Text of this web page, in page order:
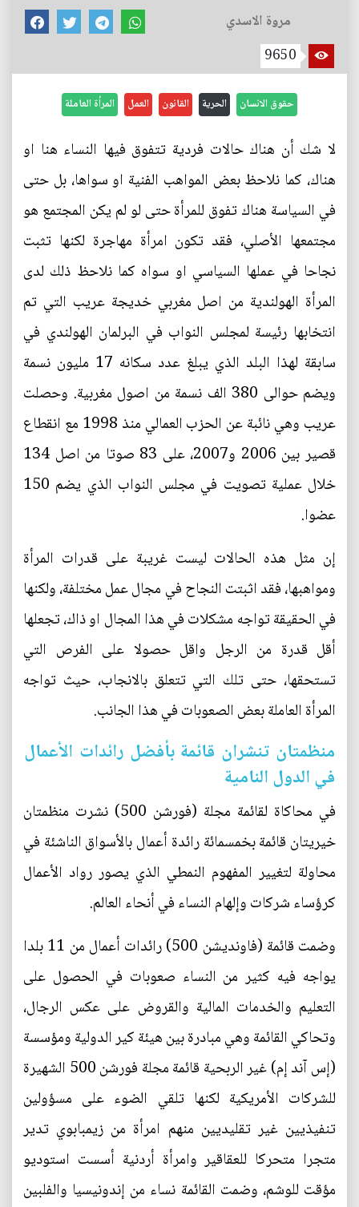
مروة الاسدي
9650
حقوق الانسان الحرية القانون العمل المرأة العاملة
لا شك أن هناك حالات فردية تتفوق فيها النساء هنا او
هناك، كما نلاحظ بعض المواهب الفنية او سواها، بل حتى
في السياسة هناك تفوق للمرأة حتى لو لم يكن المجتمع هو
مجتمعها الأصلي، فقد تكون امرأة مهاجرة لكنها تثبت
نجاحا في عملها السياسي او سواه كما نلاحظ ذلك لدى
المرأة الهولندية من اصل مغربي خديجة عريب التي تم
انتخابها رئيسة لمجلس النواب في البرلمان الهولندي في
سابقة لهذا البلد الذي يبلغ عدد سكانه 17 مليون نسمة
ويضم حوالى 380 الف نسمة من اصول مغربية. وحصلت
عريب وهي نائبة عن الحزب العمالي منذ 1998 مع انقطاع
قصير بين 2006 و2007، على 83 صوتا من اصل 134
خلال عملية تصويت في مجلس النواب الذي يضم 150
عضوا.
إن مثل هذه الحالات ليست غريبة على قدرات المرأة
ومواهبها، فقد اثبتت النجاح في مجال عمل مختلفة، ولكنها
في الحقيقة تواجه مشكلات في هذا المجال او ذاك، تجعلها
أقل قدرة من الرجل واقل حصولا على الفرص التي
تستحقها، حتى تلك التي تتعلق بالانجاب، حيث تواجه
المرأة العاملة بعض الصعوبات في هذا الجانب.
منظمتان تنشران قائمة بأفضل رائدات الأعمال
في الدول النامية
في محاكاة لقائمة مجلة (فورشن 500) نشرت منظمتان
خيريتان قائمة بخمسمائة رائدة أعمال بالأسواق الناشئة في
محاولة لتغيير المفهوم النمطي الذي يصور رواد الأعمال
كرؤساء شركات وإلهام النساء في أنحاء العالم.
وضمت قائمة (فاونديشن 500) رائدات أعمال من 11 بلدا
يواجه فيه كثير من النساء صعوبات في الحصول على
التعليم والخدمات المالية والقروض على عكس الرجال،
وتحاكي القائمة وهي مبادرة بين هيئة كير الدولية ومؤسسة
(إس آند إم) غير الربحية قائمة مجلة فورشن 500 الشهيرة
للشركات الأمريكية لكنها تلقي الضوء على مسؤولين
تنفيذيين غير تقليديين منهم امرأة من زيمبابوي تدير
متجرا متحركا للعقاقير وامرأة أردنية أسست استوديو
مؤقت للوشم، وضمت القائمة نساء من إندونيسيا والفلبين